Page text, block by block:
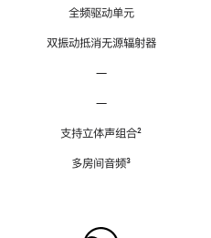
全频驱动单元
双振动抵消无源辐射器
—
—
支持立体声组合脚
²
多房间音频脚
³